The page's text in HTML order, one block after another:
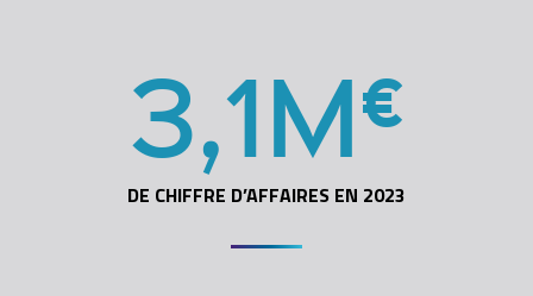
3,1M€
DE CHIFFRE D’AFFAIRES EN 2023